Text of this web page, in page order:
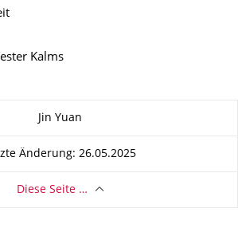
Kalms
Jin Yuan
Änderung: 26.05.2025
Diese Seite …